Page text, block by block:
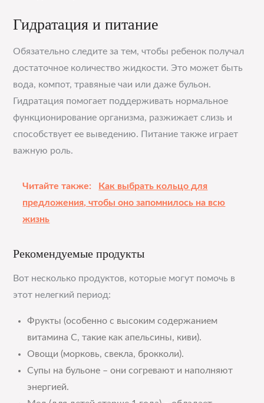
Гидратация и питание
Обязательно следите за тем, чтобы ребенок получал
достаточное количество жидкости. Это может быть
вода, компот, травяные чаи или даже бульон.
Гидратация помогает поддерживать нормальное
функционирование организма, разжижает слизь и
способствует ее выведению. Питание также играет
важную роль.
Читайте также:
Как выбрать кольцо для
предложения, чтобы оно запомнилось на всю
жизнь
Рекомендуемые продукты
Вот несколько продуктов, которые могут помочь в
этот нелегкий период:
Фрукты (особенно с высоким содержанием
витамина C, такие как апельсины, киви).
Овощи (морковь, свекла, брокколи).
Супы на бульоне – они согревают и наполняют
энергией.